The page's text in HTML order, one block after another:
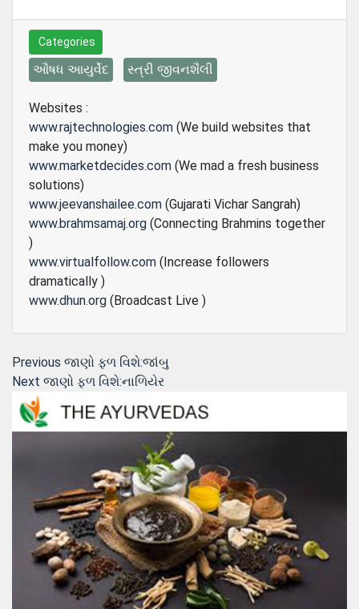
Categories
ઔષધ આયુર્વેદ સ્ત્રી જીવનશૈલી
Websites :
www.rajtechnologies.com (We build websites that
make you money)
www.marketdecides.com (We mad a fresh business
solutions)
www.jeevanshailee.com (Gujarati Vichar Sangrah)
www.brahmsamaj.org (Connecting Brahmins together
)
www.virtualfollow.com (Increase followers
dramatically )
www.dhun.org (Broadcast Live )
Post
navigation
Previous Previous
post:
જાણો ફળ વિશે:જાંબુ
Next Next
જાણો ફળ વિશે:નાળિયેર